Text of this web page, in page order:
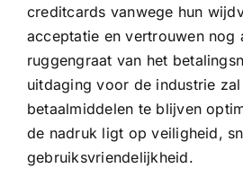
creditcards vanwege hun
acceptatie en vertrouwen nog
ruggengraat van het
uitdaging voor de industrie
betaalmiddelen te blijven
de nadruk ligt op veiligheid,
gebruiksvriendelijkheid.